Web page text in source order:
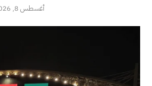
أغسطس 8, 2026